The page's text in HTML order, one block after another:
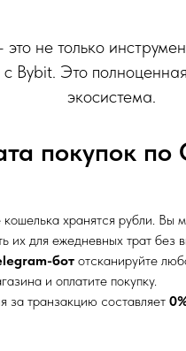
это не только
с Bybit. Это
экосистема.
покупок по
хранятся рубли. Вы
их для ежедневных трат без
бот отсканируйте
и оплатите покупку.
за транзакцию составляет